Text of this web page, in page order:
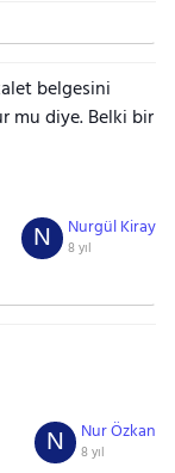
belgesini
mu diye. Belki bir
Nurgül Kiray
8 yıl
N
Nur Özkan
8 yıl
N